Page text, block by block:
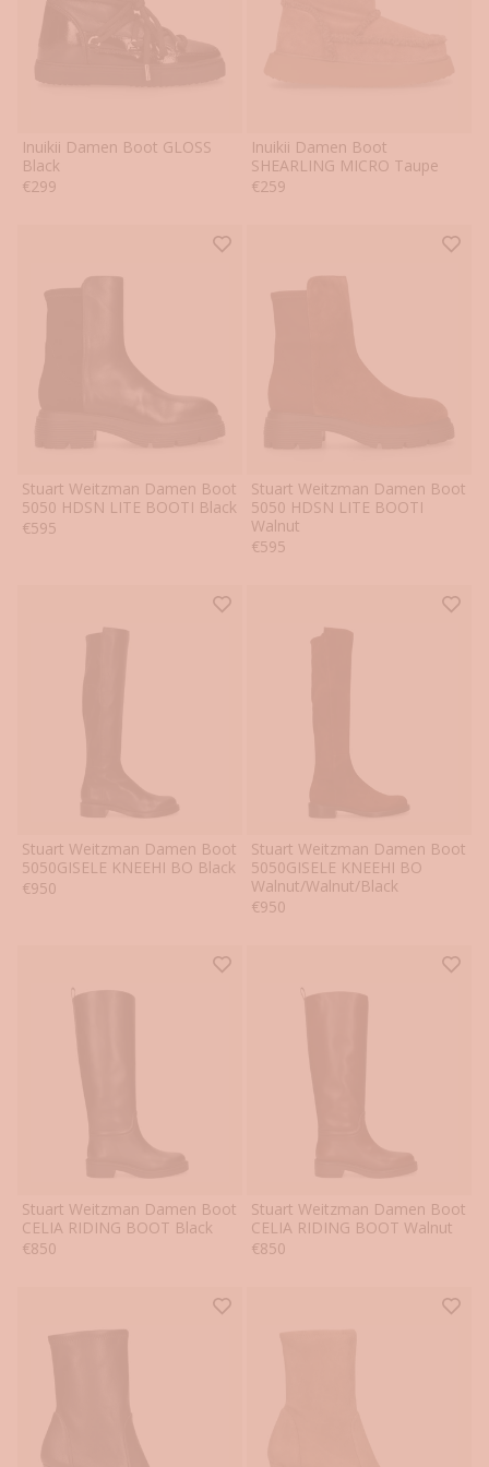
36
42
Inuikii Damen Boot GLOSS
Black
Angebot
€299
36 37 38 39 40
42
Inuikii Damen Boot
SHEARLING MICRO Taupe
Angebot
€259
37 37.5 38 38.5 39 39.5
40
Stuart Weitzman Damen Boot
5050 HDSN LITE BOOTI Black
Angebot
€595
37 37.5 38 38.5 39
40 40.5
Stuart Weitzman Damen Boot
5050 HDSN LITE BOOTI
Walnut
Angebot
€595
37 37.5 38 38.5 39 39.5
40
Stuart Weitzman Damen Boot
5050GISELE KNEEHI BO Black
Angebot
€950
37 37.5 38 38.5 39
40 40.5
Stuart Weitzman Damen Boot
5050GISELE KNEEHI BO
Walnut/Walnut/Black
Angebot
€950
37 37.5 38 38.5 39 39.5
40
Stuart Weitzman Damen Boot
CELIA RIDING BOOT Black
Angebot
€850
37 37.5 38 38.5 39 39.5
40
Stuart Weitzman Damen Boot
CELIA RIDING BOOT Walnut
Angebot
€850